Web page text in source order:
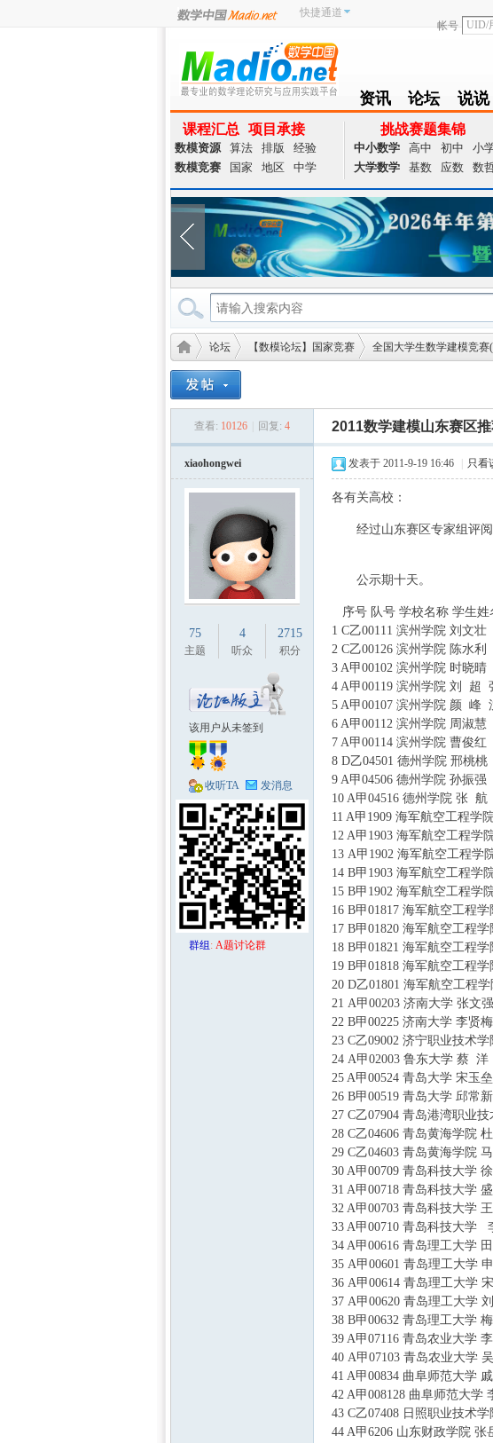
快捷通道
帐号
资讯
NEWS
论坛
BBS
说说
Follow
课程汇总 项目承接
数模资源 算法 排版
经验
数模竞赛
国家 地区 中学
挑战赛题集锦
中小数学 高中 初中
小
大学数学
基数 应数 数
建模
»
论坛
›
【数模论坛】国家竞赛
›
全国大学生数学建模竞赛
查看: 10126 回复: 4 2011数学建模山东赛区
xiaohongwei
75
主题
4
听众
2715
积分
该用户从未签到
收听TA 发消息
群组 : A题讨论群
发表于 2011-9-19 16:46 只看
各有关高校：
经过山东赛区专家组评阅
公示期十天。
序号 队号 学校名称 学生姓
1 C乙00111 滨州学院 刘文
2 C乙00126 滨州学院 陈
3 A甲00102 滨州学院 时晓
4 A甲00119 滨州学院 刘 超
5 A甲00107 滨州学院 颜 峰
6 A甲00112 滨州学院 周淑
7 A甲00114 滨州学院 曹俊
8 D乙04501 德州学院 邢桃
9 A甲04506 德州学院 孙振
10 A甲04516 德州学院 张
11 A甲1909 海军航空工程
12 A甲1903 海军航空工程
13 A甲1902 海军航空工程
14 B甲1903 海军航空工程
15 B甲1902 海军航空工程
16 B甲01817 海军航空工程
17 B甲01820 海军航空工程
18 B甲01821 海军航空工程
19 B甲01818 海军航空工程
20 D乙01801 海军航空工程
21 A甲00203 济南大学 张
22 B甲00225 济南大学 李贤
23 C乙09002 济宁职业技术
24 A甲02003 鲁东大学 蔡
25 A甲00524 青岛大学 宋
26 B甲00519 青岛大学 邱常
27 C乙07904 青岛港湾职业
28 C乙04606 青岛黄海学院
29 C乙04603 青岛黄海学院
30 A甲00709 青岛科技大
31 A甲00718 青岛科技大学
32 A甲00703 青岛科技大学
33 A甲00710 青岛科技大
34 A甲00616 青岛理工大学
35 A甲00601 青岛理工大学
36 A甲00614 青岛理工大学
37 A甲00620 青岛理工大学
38 B甲00632 青岛理工大学
39 A甲07116 青岛农业大学
40 A甲07103 青岛农业大学
41 A甲00834 曲阜师范大
42 A甲008128 曲阜师范大
43 C乙07408 日照职业技
44 A甲6206 山东财政学院